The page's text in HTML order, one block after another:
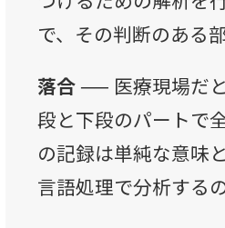
で、その判断のある
落合 ── 医療現場だ
段と下段のパートで
の記録は単純な意味
言語処理で分析する